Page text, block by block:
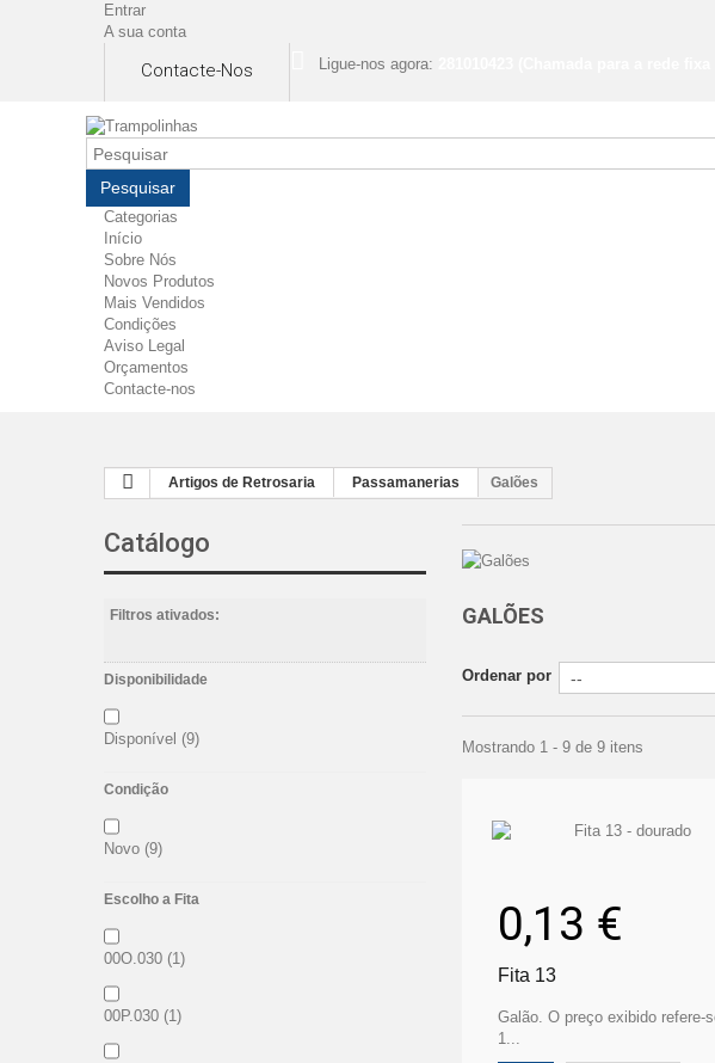
Entrar
A sua conta
Contacte-Nos Ligue-nos agora:
Pesquisar
Categorias
Início
Sobre Nós
Novos Produtos
Mais Vendidos
Condições
Aviso Legal
Orçamentos
Contacte-nos
Artigos de Retrosaria Passamanerias Galões
Catálogo
Filtros ativados:
Disponibilidade
Disponível (9)
Condição
Novo (9)
Escolho a Fita
00O.030 (1)
00P.030 (1)
GALÕES
Ordenar por
Mostrando 1 - 9 de 9 itens
0,13 €
Fita 13
Galão. O preço exibido refere-
1...